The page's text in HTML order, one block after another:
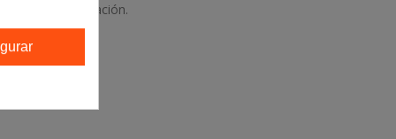
de cada aplicación.